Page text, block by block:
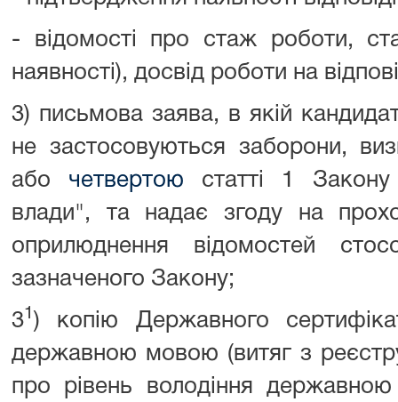
- відомості про стаж роботи,
наявності), досвід роботи на
3) письмова заява, в якій
не застосовуються заборони,
або четвертою статті 1
влади", та надає згоду на
оприлюднення відомостей
зазначеного Закону;
31 ) копію Державного
державною мовою (витяг з
про рівень володіння